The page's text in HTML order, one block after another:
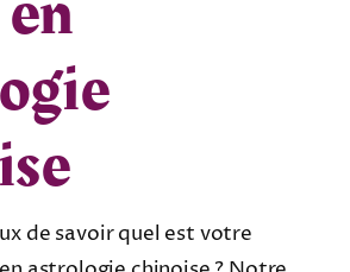
de savoir quel est votre